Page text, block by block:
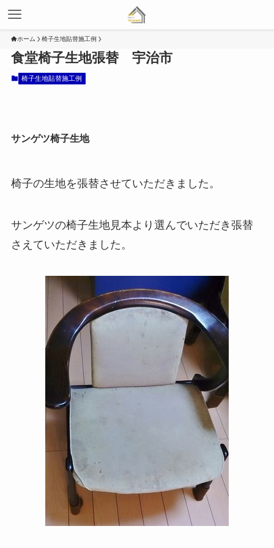
ホーム 椅子生地貼替施工例
食堂椅子生地張替 宇治市
椅子生地貼替施工例
サンゲツ椅子生地
椅子の生地を張替させていただきました。
サンゲツの椅子生地見本より選んでいただき張替
さえていただきました。